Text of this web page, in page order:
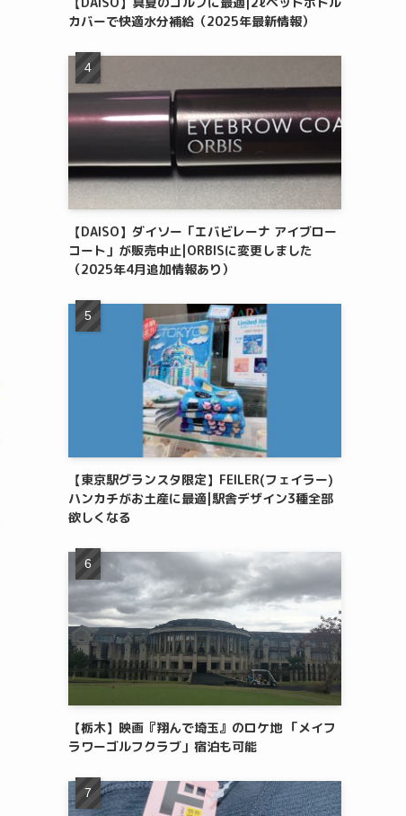
カバーで快適水分補給（2025年最新情報）
【DAISO】ダイソー「エバビレーナ アイブロー
コート」が販売中止|ORBISに変更しました
（2025年4月追加情報あり）
【東京駅グランスタ限定】FEILER(フェイラー)
ハンカチがお土産に最適|駅舎デザイン3種全部
欲しくなる
【栃木】映画『翔んで埼玉』のロケ地 「メイフ
ラワーゴルフクラブ」宿泊も可能